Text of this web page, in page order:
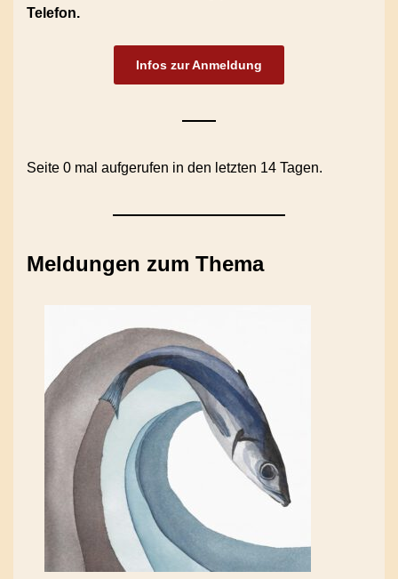
Telefon.
Infos zur Anmeldung
Seite 0 mal aufgerufen in den letzten 14 Tagen.
Meldungen zum Thema